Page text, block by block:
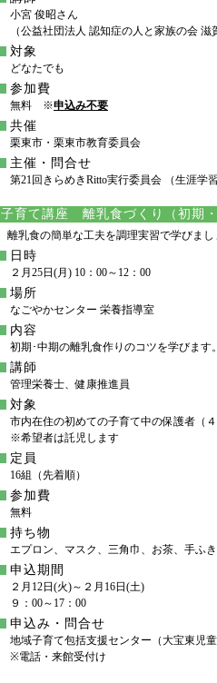
小宮 俊昭さん
（公益社団法人 認知症の人と家族の会
対象
どなたでも
参加費
無料 ※申込み不要
共催
栗東市・栗東市教育委員会
主催・問合せ
第21回きらめきRitto実行委員会 （生涯
子育て講座 離乳食づくり（初期
離乳食の簡単な工夫を調理実習で学びまし
日時
２月25日(月) 10：00～12：00
場所
なごやかセンター 栄養指導室
内容
初期･中期の離乳食作りのコツを学びます
講師
管理栄養士、健康推進員
対象
市内在住の初めての子育て中の保護者（
※希望者は託児します
定員
16組（先着順）
参加費
無料
持ち物
エプロン、マスク、三角巾、お茶、手ふ
申込期間
２月12日(火)～２月16日(土)
９：00～17：00
申込み・問合せ
地域子育て包括支援センター（大宝東児
※電話・来館受付け